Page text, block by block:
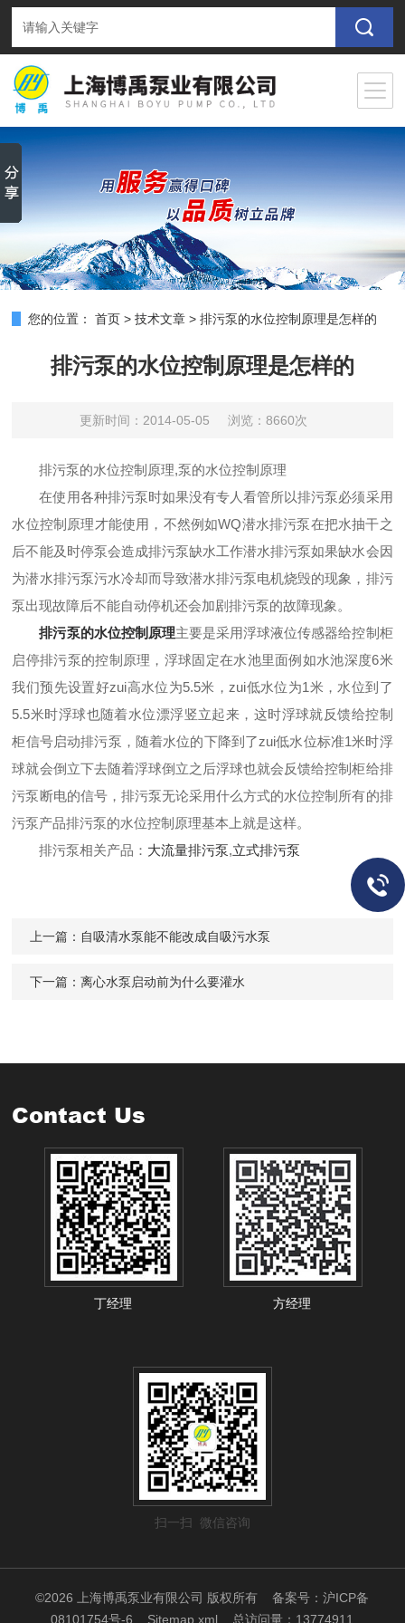
您的位置： 首页 >技术文章 >排污泵的水位控制原理是怎样的
排污泵的水位控制原理是怎样的
更新时间：2014-05-05 浏览：8660次
排污泵的水位控制原理,泵的水位控制原理
在使用各种排污泵时如果没有专人看管所以排污泵必须采用
水位控制原理才能使用，不然例如WQ潜水排污泵在把水抽干之
后不能及时停泵会造成排污泵缺水工作潜水排污泵如果缺水会因
为潜水排污泵污水冷却而导致潜水排污泵电机烧毁的现象，排污
泵出现故障后不能自动停机还会加剧排污泵的故障现象。
排污泵的水位控制原理主要是采用浮球液位传感器给控制柜
启停排污泵的控制原理，浮球固定在水池里面例如水池深度6米
我们预先设置好zui高水位为5.5米，zui低水位为1米，水位到了
5.5米时浮球也随着水位漂浮竖立起来，这时浮球就反馈给控制
柜信号启动排污泵，随着水位的下降到了zui低水位标准1米时浮
球就会倒立下去随着浮球倒立之后浮球也就会反馈给控制柜给排
污泵断电的信号，排污泵无论采用什么方式的水位控制所有的排
污泵产品排污泵的水位控制原理基本上就是这样。
排污泵相关产品： 大流量排污泵,立式排污泵
上一篇： 自吸清水泵能不能改成自吸污水泵
下一篇：离心水泵启动前为什么要灌水
Contact Us
丁经理 方经理
扫一扫 微信咨询
©2026 上海博禹泵业有限公司 版权所有备案号：沪ICP备
08101754号-6
Sitemap.xml 总访问量：13774911